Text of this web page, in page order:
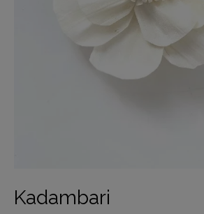
Kadambari